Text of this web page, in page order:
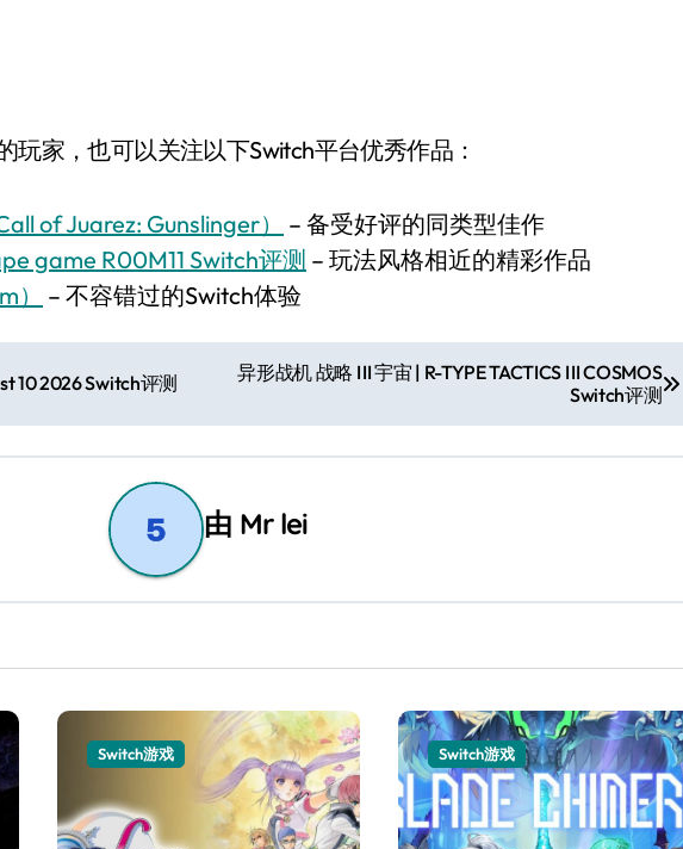
玩家，也可以关注以下Switch平台优秀作品：
of Juarez: Gunslinger）
– 备受好评的同类型佳作
game R00M11 Switch评测 – 玩法风格相近的精彩作品
）
– 不容错过的Switch体验
10 2026 Switch评测
异形战机 战略 I II 宇宙 | R-TYPE TACTICS I II COSMOS
Switch评测
由 Mr lei
Switch游戏 Switch游戏